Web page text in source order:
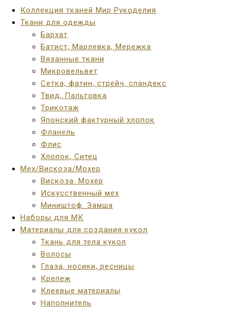
Коллекция тканей Мир Рукоделия
Ткани для одежды
Бархат
Батист, Марлевка, Мережка
Вязанные ткани
Микровельвет
Сетка, фатин, стрейч, спандекс
Твид, Пальтовка
Трикотаж
Японский фактурный хлопок
Фланель
Флис
Хлопок, Ситец
Мех/Вискоза/Мохер
Вискоза. Мохер
Искусственный мех
Миништоф. Замша
Наборы для МК
Материалы для создания кукол
Ткань для тела кукол
Волосы
Глаза, носики, ресницы
Крепеж
Клеевые материалы
Наполнитель